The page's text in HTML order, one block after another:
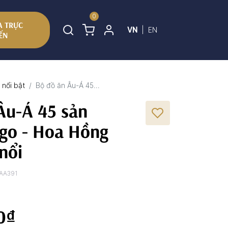
TRỰC
0
VN EN
nổi bật Bộ đồ ăn Âu-Á 45...
Á 45 sản
- Hoa Hồng